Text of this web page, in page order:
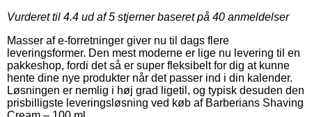
Vurderet til 4.4 ud af 5 stjerner baseret på 40 anmeldelser
Masser af e-forretninger giver nu til dags flere
leveringsformer. Den mest moderne er lige nu levering til en
pakkeshop, fordi det så er super fleksibelt for dig at kunne
hente dine nye produkter når det passer ind i din kalender.
Løsningen er nemlig i høj grad ligetil, og typisk desuden den
prisbilligste leveringsløsning ved køb af Barberians Shaving